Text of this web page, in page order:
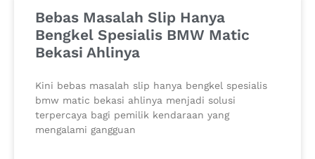
Bebas Masalah Slip Hanya
Bengkel Spesialis BMW Matic
Bekasi Ahlinya
Kini bebas masalah slip hanya bengkel spesialis
bmw matic bekasi ahlinya menjadi solusi
terpercaya bagi pemilik kendaraan yang
mengalami gangguan